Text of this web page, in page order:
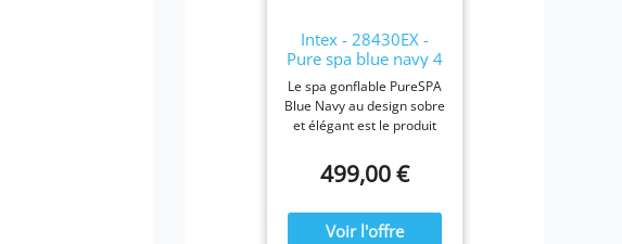
Intex - 28430EX -
Pure spa blue navy 4
places
Le spa gonflable PureSPA
Blue Navy au design sobre
et élégant est le produit
tout au long de l'année.
Ressourcez-vous à la
hiver, confortablement
499,00 €